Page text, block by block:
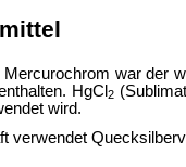
war der
HgCl2
wird.
verwendet